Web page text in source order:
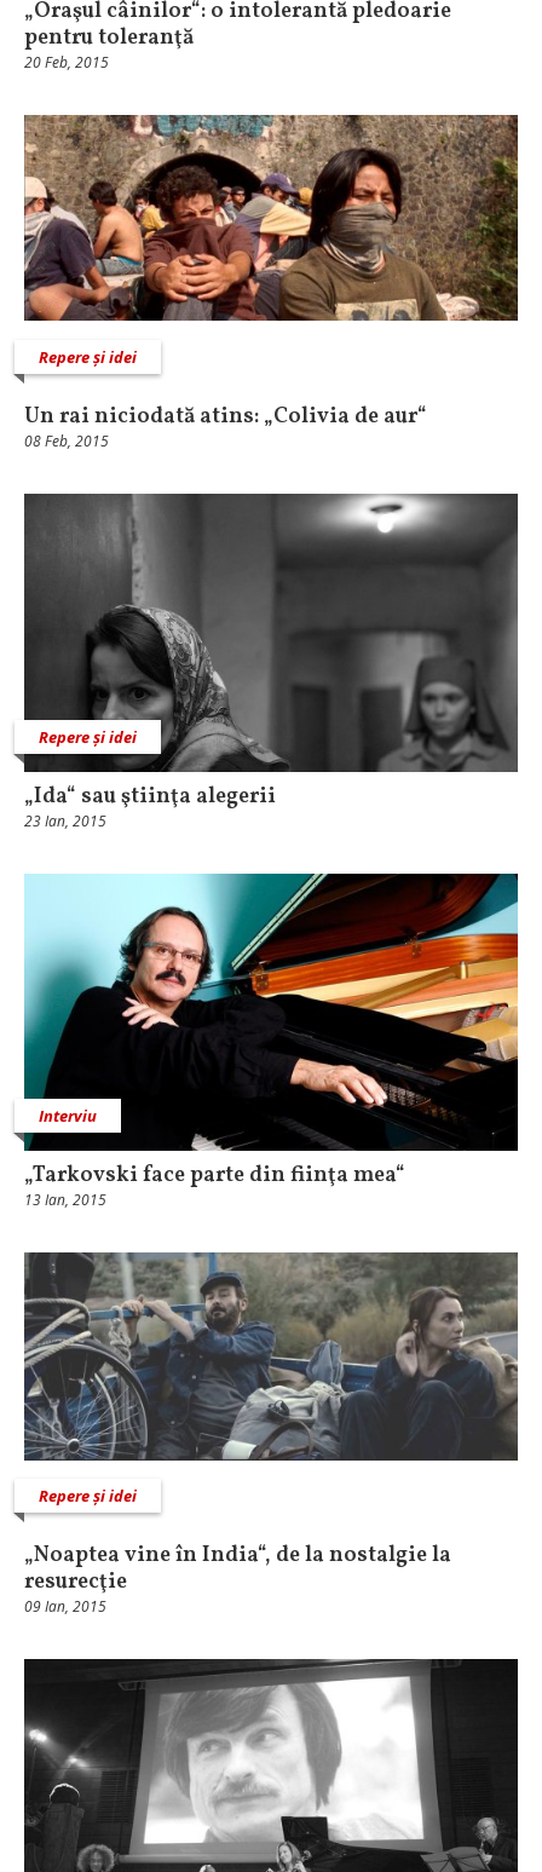
„Oraşul câinilor“: o intolerantă pledoarie
pentru toleranţă
20 Feb, 2015
Repere și idei
Un rai niciodată atins: „Colivia de aur“
08 Feb, 2015
Repere și idei
„Ida“ sau ştiinţa alegerii
23 Ian, 2015
Interviu
„Tarkovski face parte din fiinţa mea“
13 Ian, 2015
Repere și idei
„Noaptea vine în India“, de la nostalgie la
resurecţie
09 Ian, 2015